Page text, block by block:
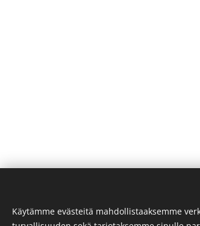
Käytämme evästeitä mahdollistaaksemme